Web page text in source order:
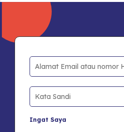
Ingat Saya